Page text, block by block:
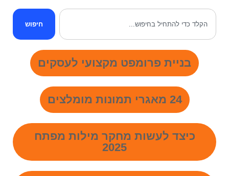
חיפוש
בניית פרומפט מקצועי לעסקים
24 מאגרי תמונות מומלצים
כיצד לעשות מחקר מילות מפתח
2025